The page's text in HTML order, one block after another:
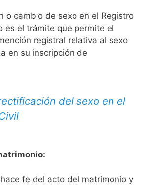
o cambio de sexo en el Registro
es el trámite que permite el
registral relativa al sexo
en su inscripción de
del sexo en el
fe del acto del matrimonio y